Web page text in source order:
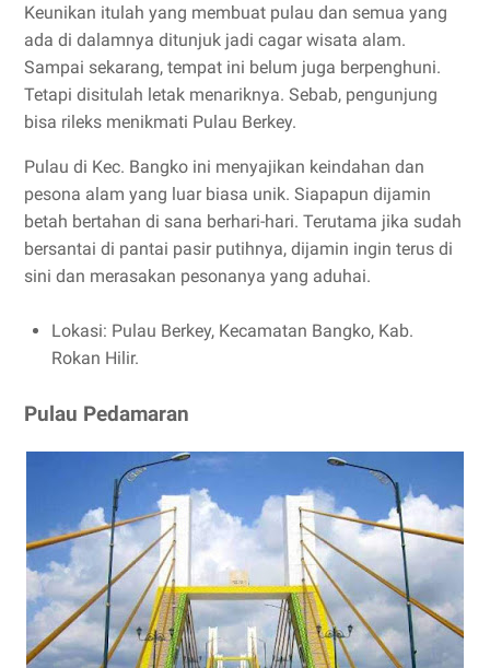
Keunikan itulah yang membuat pulau dan semua yang
ada di dalamnya ditunjuk jadi cagar wisata alam.
Sampai sekarang, tempat ini belum juga berpenghuni.
Tetapi disitulah letak menariknya. Sebab, pengunjung
bisa rileks menikmati Pulau Berkey.
Pulau di Kec. Bangko ini menyajikan keindahan dan
pesona alam yang luar biasa unik. Siapapun dijamin
betah bertahan di sana berhari-hari. Terutama jika sudah
bersantai di pantai pasir putihnya, dijamin ingin terus di
sini dan merasakan pesonanya yang aduhai.
Lokasi: Pulau Berkey, Kecamatan Bangko, Kab.
Rokan Hilir.
Pulau Pedamaran